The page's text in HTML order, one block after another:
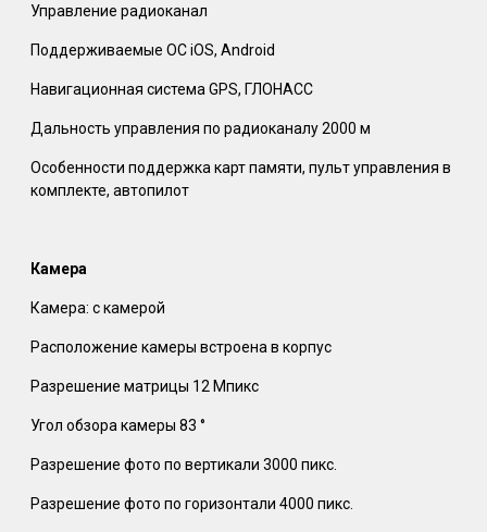
Управление радиоканал
Поддерживаемые ОС iOS, Android
Навигационная система GPS, ГЛОНАСС
Дальность управления по радиоканалу 2000 м
Особенности поддержка карт памяти, пульт управления в
комплекте, автопилот
Камера
Камера: с камерой
Расположение камеры встроена в корпус
Разрешение матрицы 12 Мпикс
Угол обзора камеры 83 °
Разрешение фото по вертикали 3000 пикс.
Разрешение фото по горизонтали 4000 пикс.